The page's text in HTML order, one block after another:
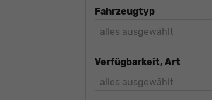
Fahrzeugtyp
alles ausgewählt
Verfügbarkeit, Art
alles ausgewählt